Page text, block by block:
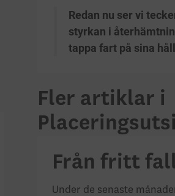
Redan nu ser vi
styrkan i
tappa fart på sina håll
Fler artiklar i
Från fritt
Under de senaste